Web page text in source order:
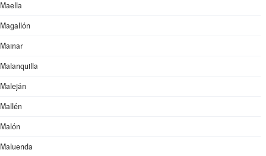
Maella
Magallón
Mainar
Malanquilla
Maleján
Mallén
Malón
Maluenda